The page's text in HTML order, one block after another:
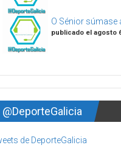
O Sénior súmase
publicado el agosto
@DeporteGalicia
de DeporteGalicia